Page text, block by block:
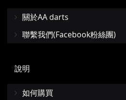
關於AA darts
聯繫我們(Facebook粉絲團)
說明
如何購買